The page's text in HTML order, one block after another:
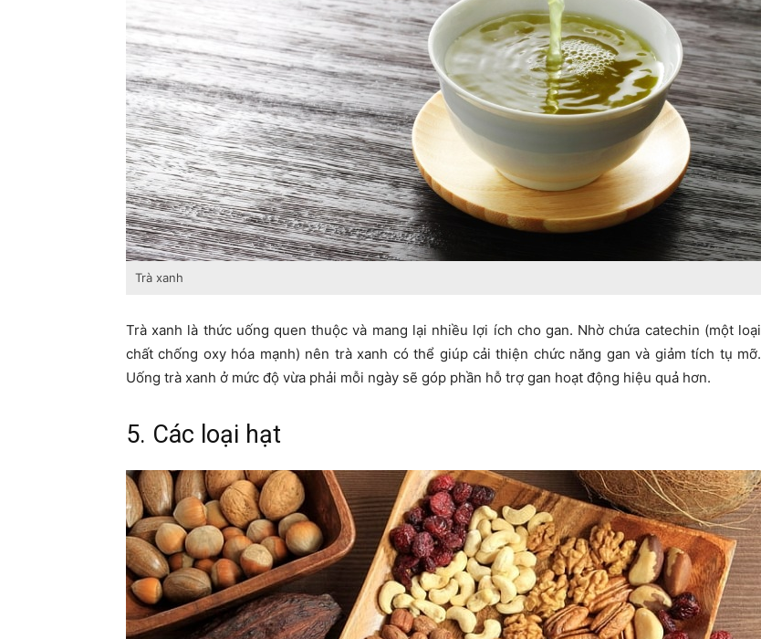
Trà xanh
Trà xanh là thức uống quen thuộc và mang lại nhiều lợi ích cho gan. Nhờ chứa catechin (một loại
chất chống oxy hóa mạnh) nên trà xanh có thể giúp cải thiện chức năng gan và giảm tích tụ mỡ.
Uống trà xanh ở mức độ vừa phải mỗi ngày sẽ góp phần hỗ trợ gan hoạt động hiệu quả hơn.
5. Các loại hạt